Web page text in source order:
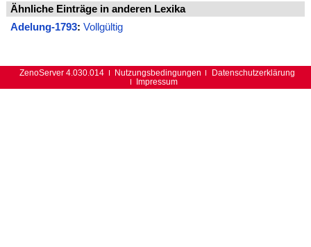
Ähnliche Einträge in anderen Lexika
Adelung-1793: Vollgültig
ZenoServer 4.030.014 Nutzungsbedingungen
Datenschutzerklärung
Impressum